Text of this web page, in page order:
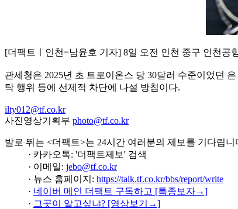
[더팩트ㅣ인천=남윤호 기자] 8일 오전 인천 중구 인천
관세청은 2025년 초 트로이온스 당 30달러 수준이었던
탁 행위 등에 선제적 차단에 나설 방침이다.
ilty012@tf.co.kr
사진영상기획부 photo@tf.co.kr
발로 뛰는 <더팩트>는 24시간 여러분의 제보를 기다립니
· 카카오톡: '더팩트제보' 검색
· 이메일: jebo@tf.co.kr
· 뉴스 홈페이지: https://talk.tf.co.kr/bbs/report/write
· 네이버 메인 더팩트 구독하고 [특종보자→]
· 그곳이 알고싶냐? [영상보기→]